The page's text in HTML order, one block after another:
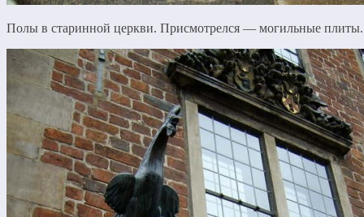
Полы в старинной церкви. Присмотрелся — могильные плиты.